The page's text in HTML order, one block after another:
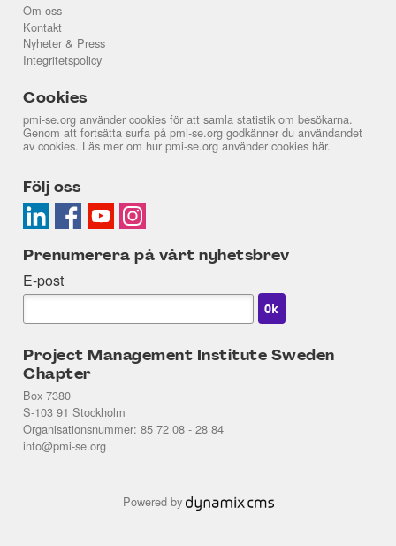
Om oss
Kontakt
Nyheter & Press
Integritetspolicy
Cookies
pmi-se.org använder cookies för att samla statistik om besökarna.
Genom att fortsätta surfa på pmi-se.org godkänner du användandet
av cookies. Läs mer om hur pmi-se.org använder cookies här.
Följ oss
Prenumerera på vårt nyhetsbrev
E-post
Project Management Institute Sweden
Chapter
Box 7380
S-103 91 Stockholm
Organisationsnummer: 85 72 08 - 28 84
info@pmi-se.org
Powered by